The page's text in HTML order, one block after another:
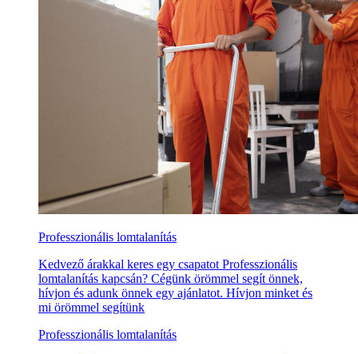
Professzionális lomtalanítás
Kedvező árakkal keres egy csapatot Professzionális
lomtalanítás kapcsán? Cégünk örömmel segít önnek,
hívjon és adunk önnek egy ajánlatot. Hívjon minket és
mi örömmel segítünk
Professzionális lomtalanítás